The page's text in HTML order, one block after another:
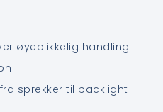
øyeblikkelig handling
sprekker til backlight-